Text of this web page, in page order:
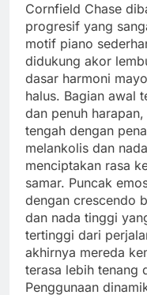
Cornfield Chase
progresif yang
motif piano
didukung akor
dasar harmoni
halus. Bagian awal
dan penuh
tengah dengan
melankolis dan
menciptakan rasa
samar. Puncak
dengan crescendo
dan nada tinggi
tertinggi dari
akhirnya mereda
terasa lebih tenang
Penggunaan